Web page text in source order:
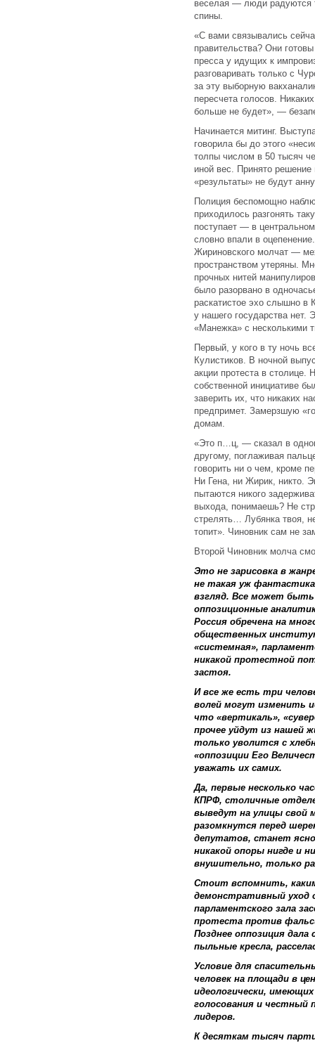
веселая — люди радуются
спины.
«С вами связывались
правительства? Они
пресса у идущих к
разговаривать только с
за эту выборную
пересчета голосов.
больше не будет», —
Начинается митинг.
говорила бы до этого
толпы числом в 50 тысяч
иной вес. Принято
«результаты» не будут
Полиция беспомощно
приходилось разгонять
поступает — в
словно впали в
Жириновского молчат —
пространством утеряны.
прочных нитей
было разорвано в
раскатистое эхо слышно в
у нашего государства нет.
«Манежка» с несколькими
Первый, у кого в ту ночь
Кулистиков. В ночной
акции протеста в столице.
собственной инициативе
заверить их, что никаких
предпримет. Замерзшую
домам.
«Это п…ц, — сказал в
другому, поглаживая
говорить ни о чем, кроме
Ни Гена, ни Жирик, никто.
пытаются никого
выхода, понимаешь? Не
стрелять… Лубянка твоя,
топит». Чиновник сам не
Второй Чиновник молча
Это не зарисовка в
не такая уж
взгляд. Все может
оппозиционные
Россия обречена на
общественных
«системная»,
никакой протестной
застоя.
И все же есть три
волей могут изменить
что «вертикаль»,
прочее уйдут из нашей
только уволится с
«оппозиции Его
уважать их самих.
Да, первые несколько
КПРФ, столичные
выведут на улицы свой
разомкнутся перед
депутатов, станет
никакой опоры нигде и
внушительно, только
Стоит вспомнить,
демонстративный уход
парламентского зала
протеста против
Позднее оппозиция
пыльные кресла,
Условие для
человек на площади в
идеологически,
голосования и честный
лидеров.
К десяткам тысяч